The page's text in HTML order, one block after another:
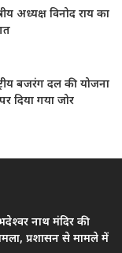
अध्यक्ष विनोद राय का
बजरंग दल की योजना
दिया गया जोर
नाथ मंदिर की
प्रशासन से मामले में